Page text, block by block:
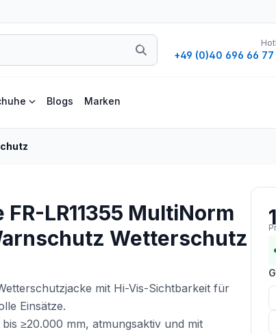
+49 (0)40 696 66 77
Blogs Marken
FR-LR11355 MultiNorm
Wetterschutz
mit Hi-Vis-Sichtbarkeit für
Einsätze.
≥20.000 mm, atmungsaktiv und mit